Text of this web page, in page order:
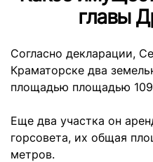
главы
Согласно декларации,
Краматорске два
площадью площадью
Еще два участка он
горсовета, их общая
метров.